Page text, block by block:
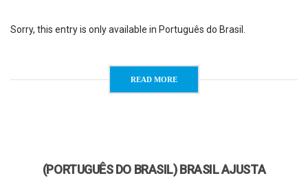
Sorry, this entry is only available in Português do Brasil.
READ MORE
(PORTUGUÊS DO BRASIL) BRASIL AJUSTA